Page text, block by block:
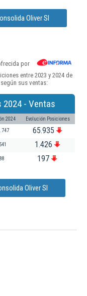
Oliver Sl
por
entre 2023 y 2024 de
sus ventas:
2024 - Ventas
2024 Evolución Posiciones
65.935
1.426
197
Oliver Sl